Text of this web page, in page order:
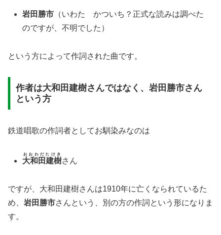
岩田勝市 （いわた かついち？正式な読みは調べた
のですが、不明でした）
という方によって作詞された曲です。
作者は大和田建樹さんではなく、岩田勝市さん
という方
鉄道唱歌の作詞者としてお馴染みなのは
大和田建樹
おおわだたけき
さん
ですが、大和田建樹さんは1910年に亡くなられているた
め、 岩田勝市さんという、別の方の作詞という形になりま
す。